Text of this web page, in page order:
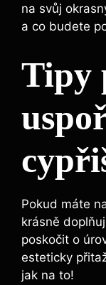
na svůj
a co budete
Tipy
Pokud máte
krásně
poskočit o
esteticky
jak na to!